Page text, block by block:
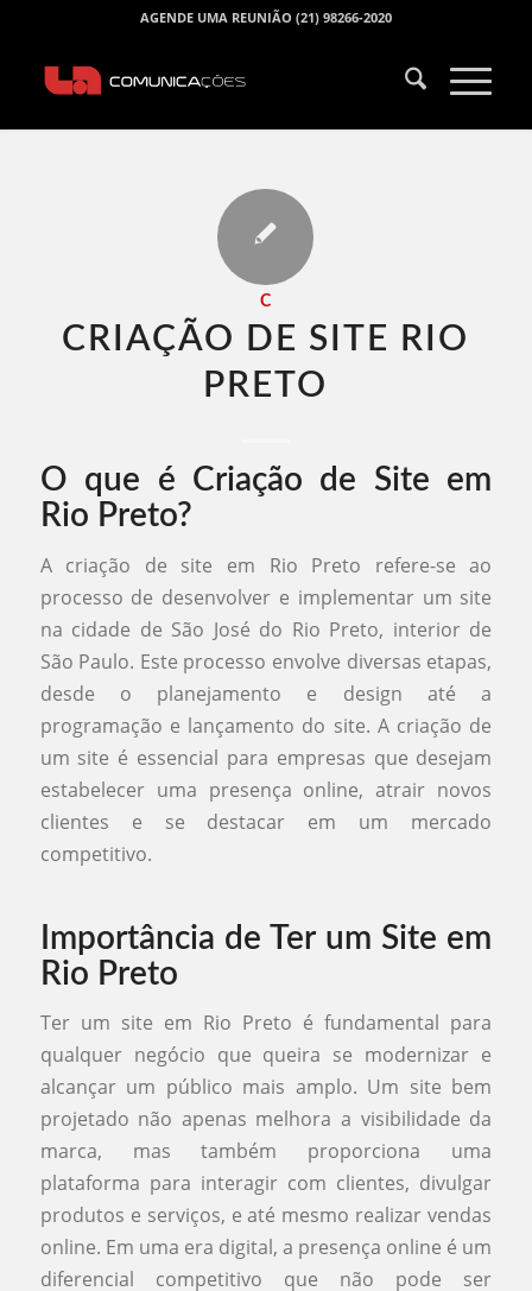
AGENDE UMA REUNIÃO (21) 98266-2020
C
CRIAÇÃO DE SITE RIO
PRETO​
O que é Criação de Site em
Rio Preto?
A criação de site em Rio Preto refere-se ao
processo de desenvolver e implementar um site
na cidade de São José do Rio Preto, interior de
São Paulo. Este processo envolve diversas etapas,
desde o planejamento e design até a
programação e lançamento do site. A criação de
um site é essencial para empresas que desejam
estabelecer uma presença online, atrair novos
clientes e se destacar em um mercado
competitivo.
Importância de Ter um Site em
Rio Preto
Ter um site em Rio Preto é fundamental para
qualquer negócio que queira se modernizar e
alcançar um público mais amplo. Um site bem
projetado não apenas melhora a visibilidade da
marca, mas também proporciona uma
plataforma para interagir com clientes, divulgar
produtos e serviços, e até mesmo realizar vendas
online. Em uma era digital, a presença online é um
diferencial competitivo que não pode ser